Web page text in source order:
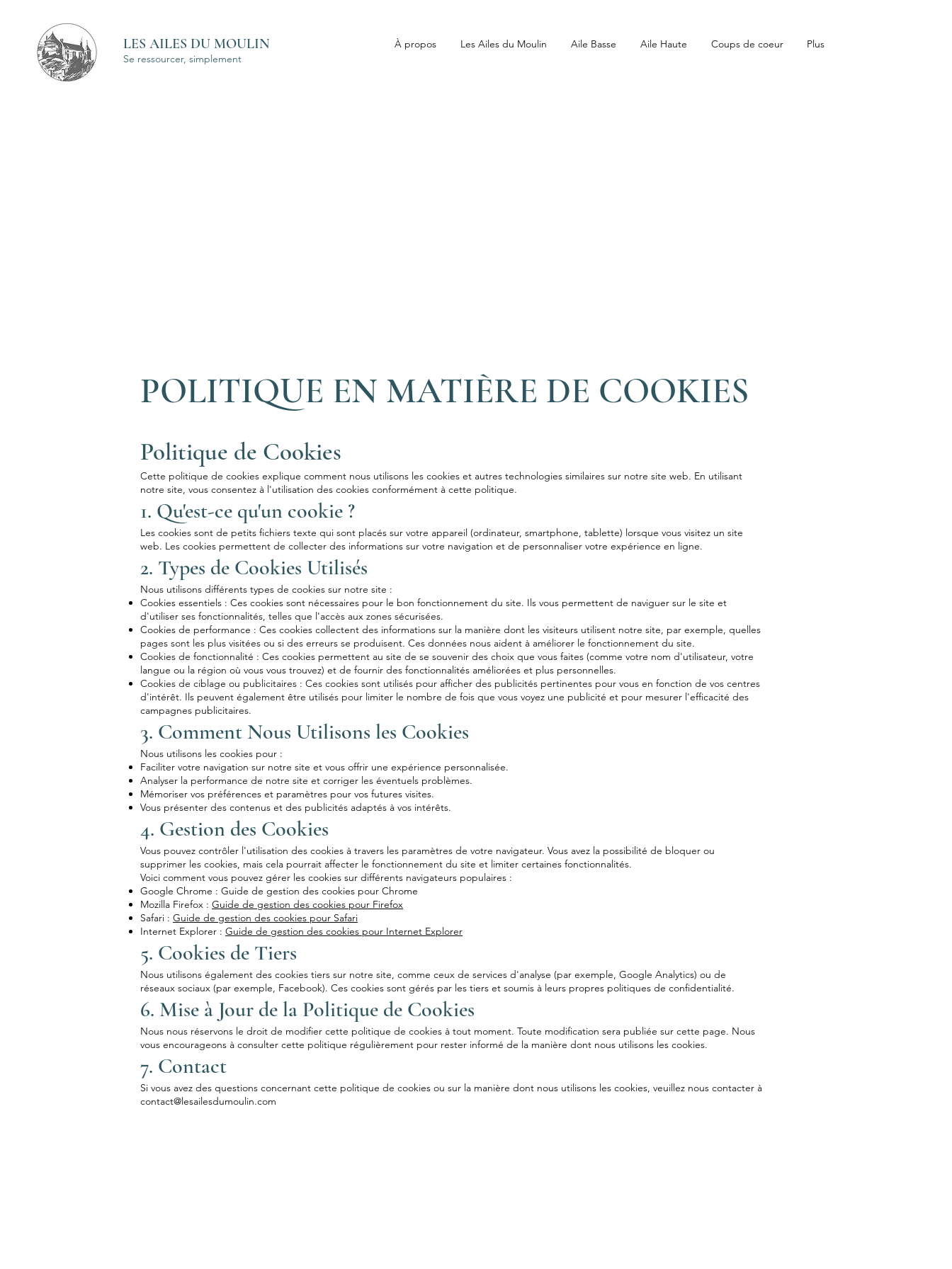
LES AILES DU MOULIN
Se ressourcer, simplement
À propos Les Ailes du Moulin Aile Basse Aile Haute Coups de coeur Plus
POLITIQUE EN MATIÈRE DE COOKIES
Politique de Cookies
Cette politique de cookies explique comment nous utilisons les cookies et autres technologies similaires sur notre site web. En utilisant
notre site, vous consentez à l'utilisation des cookies conformément à cette politique.
1. Qu'est-ce qu'un cookie ?
Les cookies sont de petits fichiers texte qui sont placés sur votre appareil (ordinateur, smartphone, tablette) lorsque vous visitez un site
web. Les cookies permettent de collecter des informations sur votre navigation et de personnaliser votre expérience en ligne.
2. Types de Cookies Utilisés
Nous utilisons différents types de cookies sur notre site :
Cookies essentiels : Ces cookies sont nécessaires pour le bon fonctionnement du site. Ils vous permettent de naviguer sur le site et
d'utiliser ses fonctionnalités, telles que l'accès aux zones sécurisées.
Cookies de performance : Ces cookies collectent des informations sur la manière dont les visiteurs utilisent notre site, par exemple, quelles
pages sont les plus visitées ou si des erreurs se produisent. Ces données nous aident à améliorer le fonctionnement du site.
Cookies de fonctionnalité : Ces cookies permettent au site de se souvenir des choix que vous faites (comme votre nom d'utilisateur, votre
langue ou la région où vous vous trouvez) et de fournir des fonctionnalités améliorées et plus personnelles.
Cookies de ciblage ou publicitaires : Ces cookies sont utilisés pour afficher des publicités pertinentes pour vous en fonction de vos centres
d'intérêt. Ils peuvent également être utilisés pour limiter le nombre de fois que vous voyez une publicité et pour mesurer l'efficacité des
campagnes publicitaires.
3. Comment Nous Utilisons les Cookies
Nous utilisons les cookies pour :
Faciliter votre navigation sur notre site et vous offrir une expérience personnalisée.
Analyser la performance de notre site et corriger les éventuels problèmes.
Mémoriser vos préférences et paramètres pour vos futures visites.
Vous présenter des contenus et des publicités adaptés à vos intérêts.
4. Gestion des Cookies
Vous pouvez contrôler l'utilisation des cookies à travers les paramètres de votre navigateur. Vous avez la possibilité de bloquer ou
supprimer les cookies, mais cela pourrait affecter le fonctionnement du site et limiter certaines fonctionnalités.
Voici comment vous pouvez gérer les cookies sur différents navigateurs populaires :
Google Chrome : Guide de gestion des cookies pour Chrome
Mozilla Firefox : Guide de gestion des cookies pour Firefox
Safari : Guide de gestion des cookies pour Safari
Internet Explorer : Guide de gestion des cookies pour Internet Explorer
5. Cookies de Tiers
Nous utilisons également des cookies tiers sur notre site, comme ceux de services d'analyse (par exemple, Google Analytics) ou de
réseaux sociaux (par exemple, Facebook). Ces cookies sont gérés par les tiers et soumis à leurs propres politiques de confidentialité.
6. Mise à Jour de la Politique de Cookies
Nous nous réservons le droit de modifier cette politique de cookies à tout moment. Toute modification sera publiée sur cette page. Nous
vous encourageons à consulter cette politique régulièrement pour rester informé de la manière dont nous utilisons les cookies.
7. Contact
Si vous avez des questions concernant cette politique de cookies ou sur la manière dont nous utilisons les cookies, veuillez nous contacter à
contact@lesailesdumoulin.com